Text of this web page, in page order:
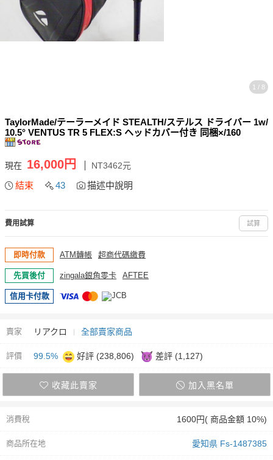
1 / 8
TaylorMade/テーラーメイド STEALTH/ステルス ドライバー 1w/
10.5° VENTUS TR 5 FLEX:S ヘッドカバー付き 同梱×/160
現在 16,000円 NT3462元
結束 43 描述中說明
費用試算 試算
即時付款 ATM轉帳 超商代碼繳費
先買後付 zingala銀角零卡 AFTEE
信用卡付款
賣家 リアクロ 全部賣家商品
評價 99.5% 好評 (238,806) 差評 (1,127)
收藏此賣家 加入黑名單
消費稅 1600円( 商品金額 10%)
商品所在地 愛知県 Fs-1487385